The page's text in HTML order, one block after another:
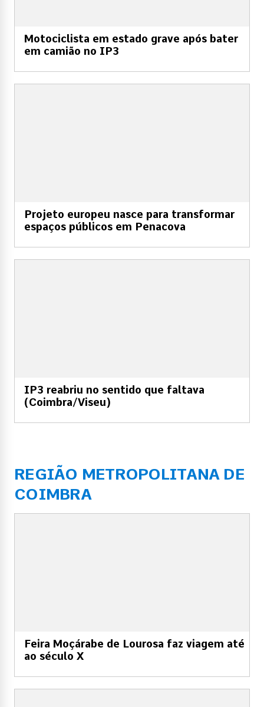
Motociclista em estado grave após bater
em camião no IP3
Projeto europeu nasce para transformar
espaços públicos em Penacova
IP3 reabriu no sentido que faltava
(Coimbra/Viseu)
REGIÃO METROPOLITANA DE
COIMBRA
Feira Moçárabe de Lourosa faz viagem até
ao século X